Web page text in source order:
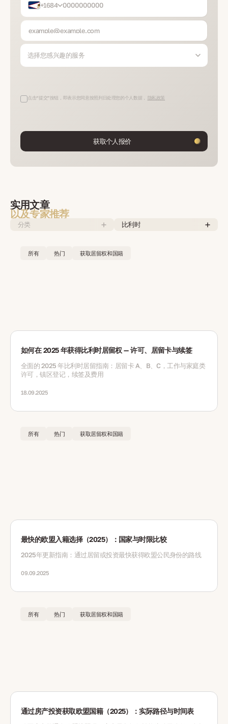
+1684
选择您感兴趣的服务
点击“提交”按钮，即表示您同意按照列日处理您的个人数据， 隐私政策
获取个人报价
实用文章
以及专家推荐
分类 比利时
所有 热门 获取居留权和国籍
如何在 2025 年获得比利时居留权 — 许可、居留卡与续签
全面的 2025 年比利时居留指南：居留卡 A、B、C，工作与家庭类
许可，镇区登记，续签及费用
18.09.2025
所有 热门 获取居留权和国籍
最快的欧盟入籍选择（2025）：国家与时限比较
2025年更新指南：通过居留或投资最快获得欧盟公民身份的路线
09.09.2025
所有 热门 获取居留权和国籍
通过房产投资获取欧盟国籍（2025）：实际路径与时间表